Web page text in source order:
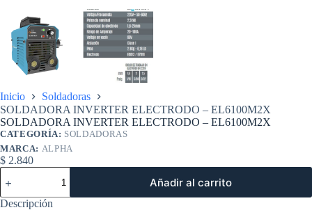
Inicio
Soldadoras
SOLDADORA INVERTER ELECTRODO – EL6100M2X
SOLDADORA INVERTER ELECTRODO – EL6100M2X
CATEGORÍA: SOLDADORAS
MARCA: ALPHA
$ 2.840
SOLDADORA
INVERTER
ELECTRODO
–
Añadir al carrito
Descripción